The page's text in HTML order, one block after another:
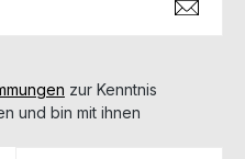
zur Kenntnis
und bin mit ihnen